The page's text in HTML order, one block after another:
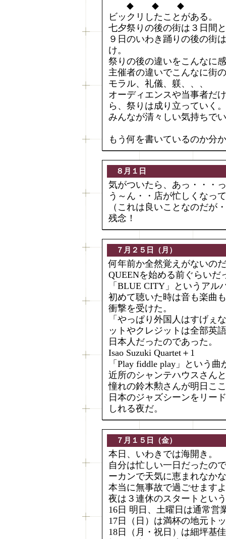
◆ ◆ ◆
ビックリしたことがある。
七夕祭りの後の街は３日間
９日のいわき踊りの後の街
け。
祭りの後の違いをこんなに
主催者の違いでこんなに街
モラル、礼儀、躾、、、
オーディエンスや当事者だ
ら、祭りは成り立っていく。
みんなが清々しい気持ちで
もう何を書いているのか分
８月１日
気がついたら、あっ・・・
う～ん・・店が忙しくなっ
（これは良いことなのだが
残念！
７月２５日（月）
何年前か全然覚えがないの
QUEENを始める前ぐらいだ
「BLUE CITY」というアル
初めて聴いた時は音も楽曲
衝撃を受けた。
「やっぱり外国人はすげぇ
ットやクレジットは全部英
日本人だったのであった。
Isao Suzuki Quartet＋1
「Play fiddle play」という
近所のシャンテハウスさん
憧れの鈴木勲さんが明日こ
日本のジャズシーンをリー
しれる夜だ。
７月１５日（金）
本日、いわきでは海開き。
自分は忙しい一日だったの
ーカンで天気に恵まれなか
本当に無事故で過ごせます
夜は３連休のスタートとい
16日 明日、土曜日は通常営
17日（日）は満杯の地元ト
18日（月・祝日）は細坪基